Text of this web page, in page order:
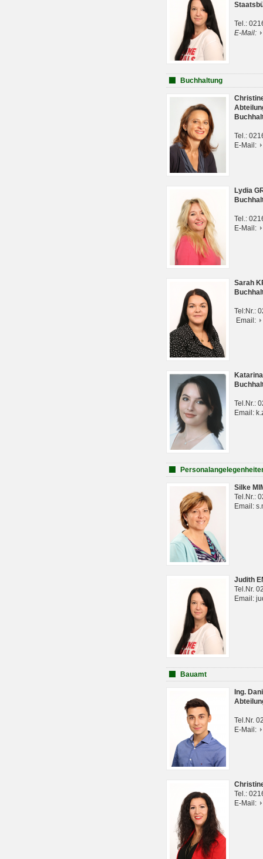
Tel.:
E-Mail:
Buchhaltung
Tel.:
E-Mail:
Lydia
Tel.:
E-Mail:
Sarah
Tel:Nr.:
Email:
Tel.Nr.:
Email:
Silke
Tel.Nr.:
Email:
Judith
Tel.Nr.
Email:
Bauamt
Ing.
Tel.Nr.
E-Mail:
Tel.:
E-Mail: